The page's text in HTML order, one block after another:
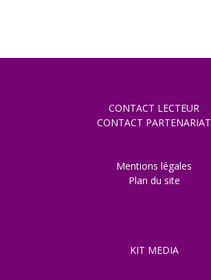
CONTACT LECTEUR
CONTACT PARTENARIAT
Mentions légales
Plan du site
KIT MEDIA